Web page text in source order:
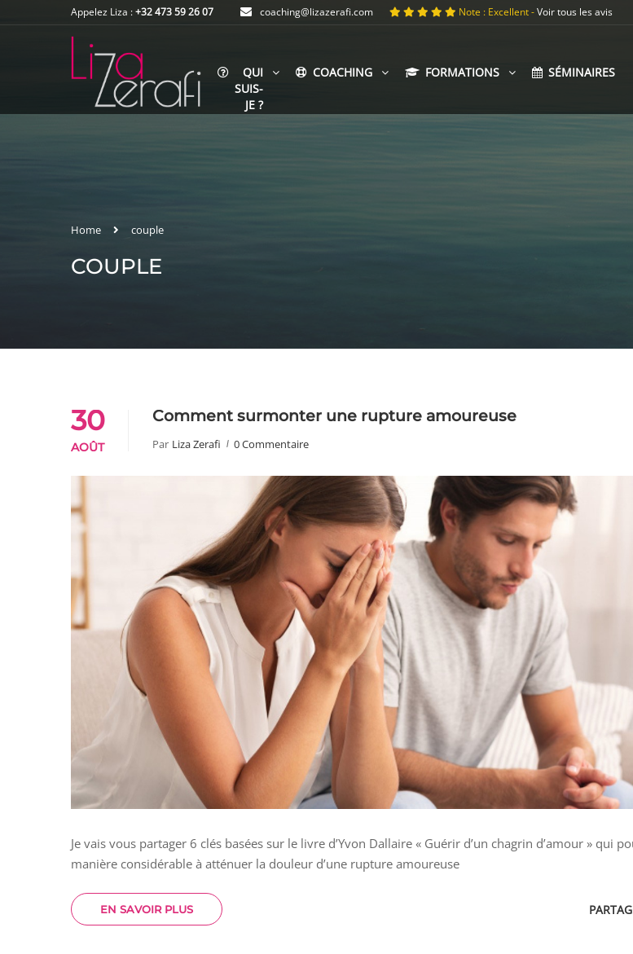
Appelez Liza :+32 473 59 26 07 coaching@lizazerafi.com Note : Excellent -Voir tous les avis
QUI
SUIS-
JE ?
COACHING FORMATIONS SÉMINAIRES
Home couple
COUPLE
30
AOÛT
Comment surmonter une rupture amoureuse
Par Liza Zerafi 0 Commentaire
Je vais vous partager 6 clés basées sur le livre d’Yvon Dallaire « Guérir d’un chagrin d’amour » qui
manière considérable à atténuer la douleur d’une rupture amoureuse
EN SAVOIR PLUS